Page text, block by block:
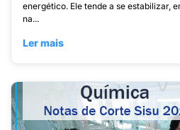
energético. Ele tende a se estabilizar,
na...
Ler mais